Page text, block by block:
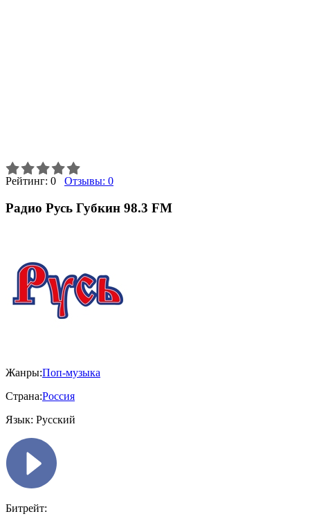
Рейтинг: 0 Отзывы: 0
Радио Русь Губкин 98.3 FM
Жанры:Поп-музыка
Страна:Россия
Язык: Русский
Битрейт: